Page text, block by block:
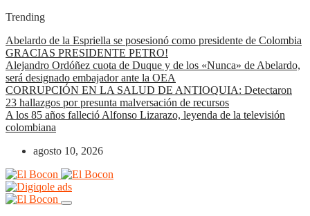
Trending
Abelardo de la Espriella se posesionó como presidente de Colombia
GRACIAS PRESIDENTE PETRO!
Alejandro Ordóñez cuota de Duque y de los «Nunca» de Abelardo,
será designado embajador ante la OEA
CORRUPCIÓN EN LA SALUD DE ANTIOQUIA: Detectaron
23 hallazgos por presunta malversación de recursos
A los 85 años falleció Alfonso Lizarazo, leyenda de la televisión
colombiana
agosto 10, 2026